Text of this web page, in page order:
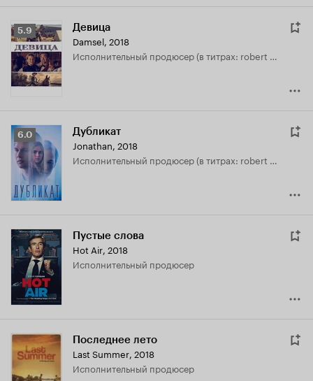
Рейтинг
Кинопоиска
5.9
5.9 Девица
Damsel, 2018
исполнительный продюсер (в титрах: robert halmi jr.)
Рейтинг
Кинопоиска
6.0
6.0 Дубликат
Jonathan, 2018
исполнительный продюсер (в титрах: robert halmi jr.)
Пустые слова
Hot Air, 2018
исполнительный продюсер
Последнее лето
Last Summer, 2018
исполнительный продюсер